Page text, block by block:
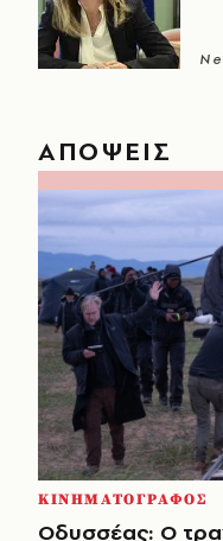
ΑΠΟΨΕΙΣ
ΚΙΝΗΜΑΤΟΓΡΑΦΟΣ
Οδυσσέας: Ο